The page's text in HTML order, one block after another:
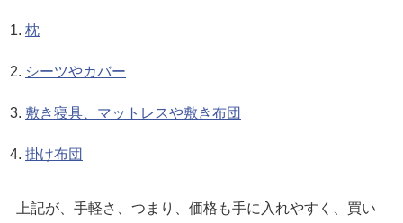
枕
シーツやカバー
敷き寝具、マットレスや敷き布団
掛け布団
上記が、手軽さ、つまり、価格も手に入れやすく、買い